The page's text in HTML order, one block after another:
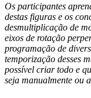
Os participantes
destas figuras e os
desmultiplicação de
eixos de rotação
programação de
temporização desses
possível criar todo e
seja manualmente ou